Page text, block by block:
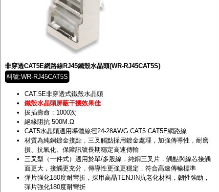
非穿透CAT5E網路線RJ45鐵殼水晶頭(WR-RJ45CAT5S)
料號:WR-RJ45CAT5S
CAT.5E非穿透式鐵殼水晶頭
鐵殼水晶頭屏蔽干擾效果佳
拔插壽命：1000次
絕緣阻抗 500M.Ω
CAT5水晶頭適用導體線徑24-28AWG CAT5 CAT5E網路線
材質為純銅鍍金接點，三叉觸點採用鍍金處理，加強傳導性，耐磨
損、抗氧化、保障訊號長期穩定高速傳輸
三叉型（一件式）適用於單/多股線，純銅三叉片，觸點與線芯接觸
面更大，接觸更充分，傳導性更強更穩定，符合高速傳輸標準
彈片強化180度耐彎折，採用高晶TENJIN抗老化材料，韌性強勁，
彈片強化180度耐彎折